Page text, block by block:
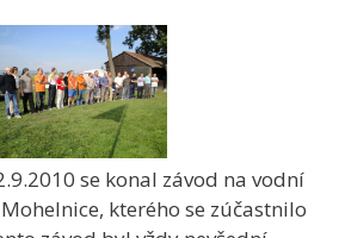
se konal závod na vodní
kterého se zúčastnilo